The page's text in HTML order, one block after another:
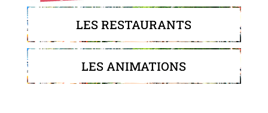
LES RESTAURANTS
LES ANIMATIONS